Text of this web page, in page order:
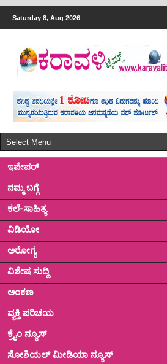
Saturday 8, Aug 2026
ಇಪೇಪರ್
ನಮ್ಮ ಬಗ್ಗೆ
ಕಲೆ-ಸಾಹಿತ್ಯ
ವಿಡಿಯೋ
ಅರೋಗ್ಯ
ವಿಶೇಷ ಸುದ್ದಿ
ಅಂಕಣ
ವ್ಯಕ್ತಿ ಪರಿಚಯ
ಕ್ರೈಂ ನ್ಯೂಸ್
ಸೋಶಿಯಲ್ ಮೀಡಿಯಾ ನ್ಯೂಸ್